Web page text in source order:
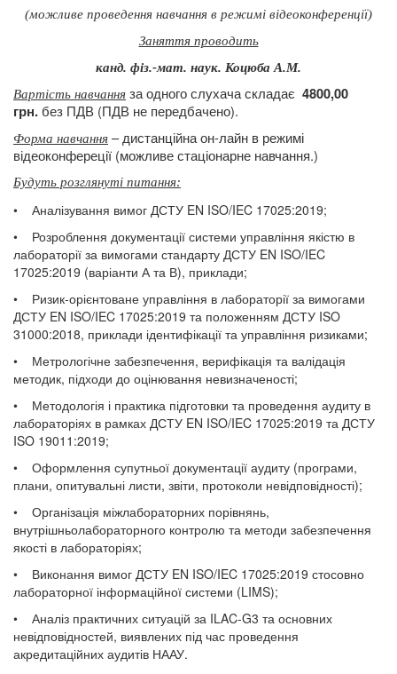
(можливе проведення навчання в режимі відеоконференції)
Заняття проводить
канд. фіз.-мат. наук. Коцюба А.М.
Вартість навчання за одного слухача складає 4800,00
грн. без ПДВ (ПДВ не передбачено).
Форма навчання – дистанційна он-лайн в режимі
відеоконфереції (можливе стаціонарне навчання.)
Будуть розглянуті питання:
• Аналізування вимог ДСТУ EN ISO/IEC 17025:2019;
• Розроблення документації системи управління якістю в
лабораторії за вимогами стандарту ДСТУ EN ISO/IEC
17025:2019 (варіанти А та В), приклади;
• Ризик-орієнтоване управління в лабораторії за вимогами
ДСТУ EN ISO/IEC 17025:2019 та положенням ДСТУ ISO
31000:2018, приклади ідентифікації та управління ризиками;
• Метрологічне забезпечення, верифікація та валідація
методик, підходи до оцінювання невизначеності;
• Методологія і практика підготовки та проведення аудиту в
лабораторіях в рамках ДСТУ EN ISO/IEC 17025:2019 та ДСТУ
ISO 19011:2019;
• Оформлення супутньої документації аудиту (програми,
плани, опитувальні листи, звіти, протоколи невідповідності);
• Організація міжлабораторних порівнянь,
внутрішньолабораторного контролю та методи забезпечення
якості в лабораторіях;
• Виконання вимог ДСТУ EN ISO/IEC 17025:2019 стосовно
лабораторної інформаційної системи (LIMS);
• Аналіз практичних ситуацій за ILAC-G3 та основних
невідповідностей, виявлених під час проведення
акредитаційних аудитів НААУ.